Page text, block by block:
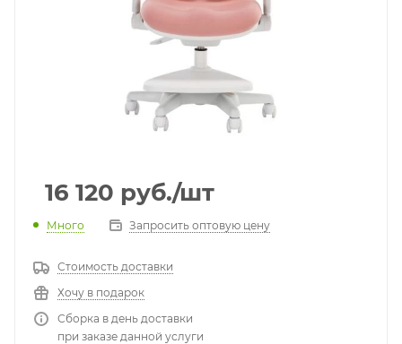
16 120 руб./шт
Много Запросить оптовую цену
Стоимость доставки
Хочу в подарок
Сборка в день доставки
при заказе данной услуги